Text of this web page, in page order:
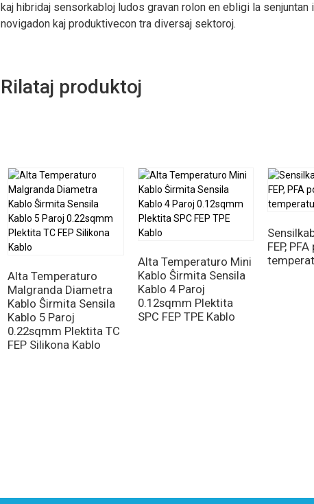
kaj hibridaj sensorkabloj ludos gravan rolon en ebligi la
novigadon kaj produktivecon tra diversaj sektoroj.
Rilataj produktoj
Alta Temperaturo
Malgranda Diametra
Kablo Ŝirmita Sensila
Kablo 5 Paroj
0.22sqmm Plektita TC
FEP Silikona Kablo
Alta Temperaturo Mini
Kablo Ŝirmita Sensila
Kablo 4 Paroj
0.12sqmm Plektita
SPC FEP TPE Kablo
FEP,